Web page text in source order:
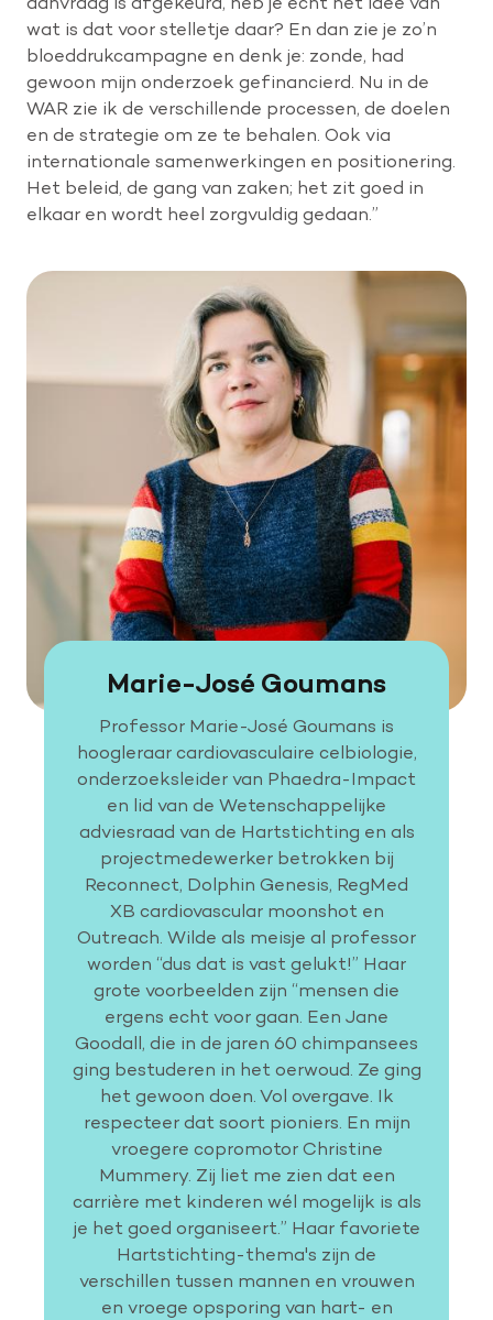
wat is dat voor stelletje daar? En dan zie je zo’n
bloeddrukcampagne en denk je: zonde, had
gewoon mijn onderzoek gefinancierd. Nu in de
WAR zie ik de verschillende processen, de doelen
en de strategie om ze te behalen. Ook via
internationale samenwerkingen en positionering.
Het beleid, de gang van zaken; het zit goed in
elkaar en wordt heel zorgvuldig gedaan.”
Marie-José Goumans
Professor Marie-José Goumans is
hoogleraar cardiovasculaire celbiologie,
onderzoeksleider van Phaedra-Impact
en lid van de Wetenschappelijke
adviesraad van de Hartstichting en als
projectmedewerker betrokken bij
Reconnect, Dolphin Genesis, RegMed
XB cardiovascular moonshot en
Outreach. Wilde als meisje al professor
worden “dus dat is vast gelukt!” Haar
grote voorbeelden zijn “mensen die
ergens echt voor gaan. Een Jane
Goodall, die in de jaren 60 chimpansees
ging bestuderen in het oerwoud. Ze ging
het gewoon doen. Vol overgave. Ik
respecteer dat soort pioniers. En mijn
vroegere copromotor Christine
Mummery. Zij liet me zien dat een
carrière met kinderen wél mogelijk is als
je het goed organiseert.” Haar favoriete
Hartstichting-thema's zijn de
verschillen tussen mannen en vrouwen
en vroege opsporing van hart- en